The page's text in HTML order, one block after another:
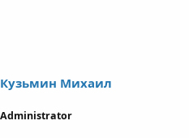
Кузьмин Михаил
Administrator